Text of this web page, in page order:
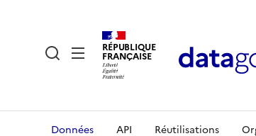
RÉPUBLIQUE
FRANÇAISE
Données API Réutilisations